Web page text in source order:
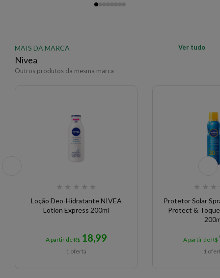
MAIS DA MARCA
Nivea
Outros produtos da mesma marca
Ver tudo
★ ★ ★ ★ ★
Loção Deo-Hidratante NIVEA
Lotion Express 200ml
A partir de R$ 18,99
1 oferta
★ ★ ★
Protetor Solar
Protect & Toque
A partir de R$
1